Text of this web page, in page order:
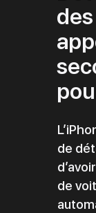
de
de